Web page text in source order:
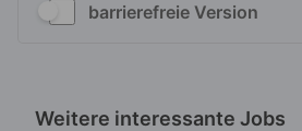
barrierefreie Version
Weitere interessante Jobs